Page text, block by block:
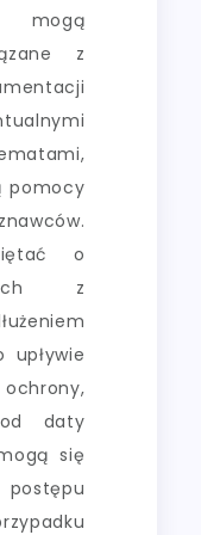
mogą
z
pomocy
o
z
daty
się